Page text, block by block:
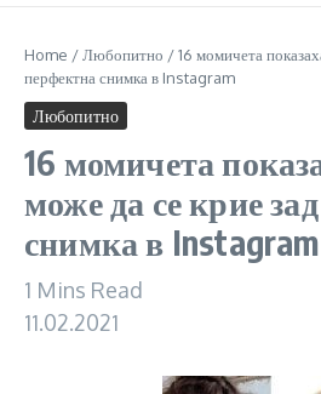
Home /Любопитно /16 момичета
перфектна снимка в Instagram
Любопитно
16 момичета
може да се крие
снимка в Instagram
1 Mins Read
11.02.2021